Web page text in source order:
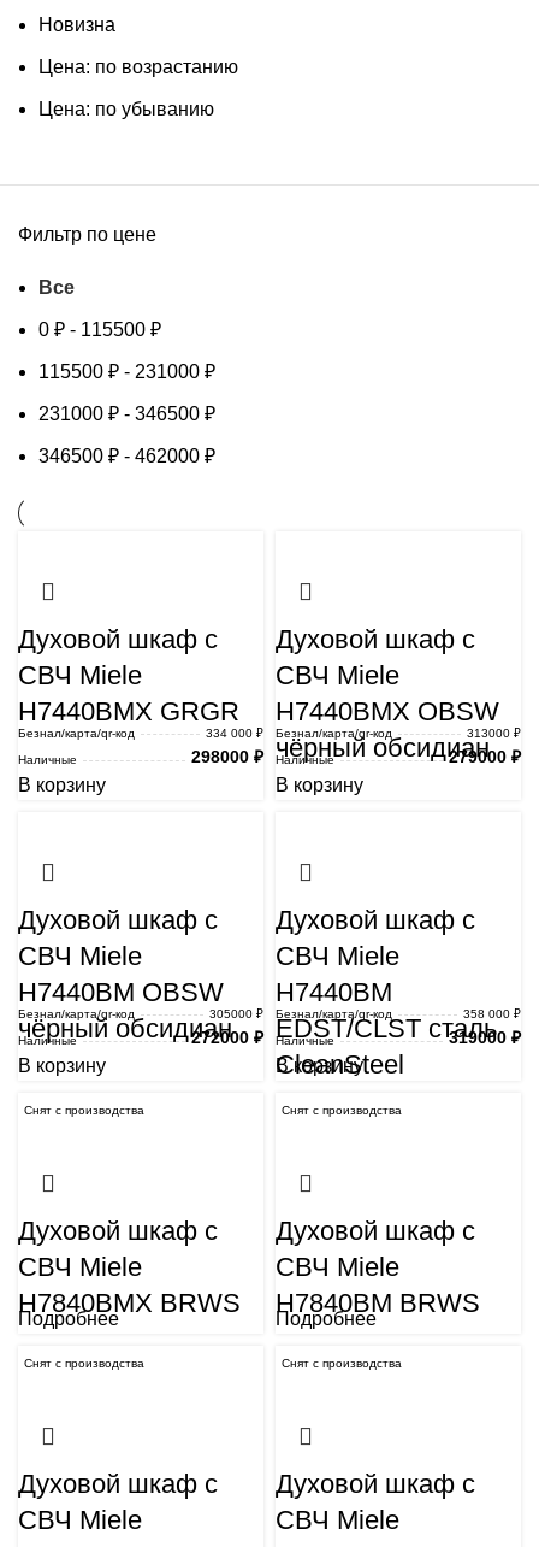
Новизна
Цена: по возрастанию
Цена: по убыванию
Фильтр по цене
Все
0 ₽ - 115500 ₽
115500 ₽ - 231000 ₽
231000 ₽ - 346500 ₽
346500 ₽ - 462000 ₽
Духовой шкаф с
СВЧ Miele
H7440BMX GRGR
Безнал/карта/qr-код
334 000 ₽
Наличные
298000 ₽
В корзину
Духовой шкаф с
СВЧ Miele
H7440BMX OBSW
чёрный обсидиан
Безнал/карта/qr-код
313000 ₽
Наличные
279000 ₽
В корзину
Духовой шкаф с
СВЧ Miele
H7440BM OBSW
чёрный обсидиан
Безнал/карта/qr-код
305000 ₽
Наличные
272000 ₽
В корзину
Духовой шкаф с
СВЧ Miele
H7440BM
EDST/CLST сталь
CleanSteel
Безнал/карта/qr-код
358 000 ₽
Наличные
319000 ₽
В корзину
Снят с производства
Духовой шкаф с
СВЧ Miele
H7840BMX BRWS
Подробнее
Снят с производства
Духовой шкаф с
СВЧ Miele
H7840BM BRWS
Подробнее
Снят с производства
Духовой шкаф с
СВЧ Miele
Снят с производства
Духовой шкаф с
СВЧ Miele